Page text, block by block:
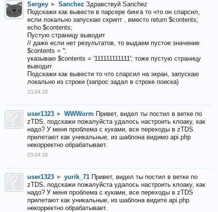
Sergey ► Sanchez Здравствуй Sanchez
Подскажи как вывести в парсере бинга то что он спарсил,
если локально запускаю скрипт , вместо return $contents;
echo $contents;
Пустую страницу выводит
// даже если нет результатов, то выдаем пустое значение
$contents = '';
указываю $contents = '111111111111'; тоже пустую страницу
выводит
Подскажи как вывести то что спарсил на экран, запускаю
локально из строки (запрос задал в строке поиска)
23.04.18
user1323 ► WWWorm Привет, видел ты постил в ветке по
zTDS, подскажи пожалуйста удалось настроить клоаку, как
надо? У меня проблема с куками, все переходы в zTDS
прилетают как уникальные, из шаблона видимо api.php
некорректно обрабатывает.
03.04.18
user1323 ► yurik_71 Привет, видел ты постил в ветке по
zTDS, подскажи пожалуйста удалось настроить клоаку, как
надо? У меня проблема с куками, все переходы в zTDS
прилетают как уникальные, из шаблона видите api.php
некорректно обрабатывает.